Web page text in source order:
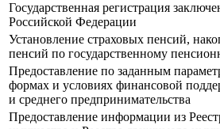
Государственная регистрация
Российской Федерации
Установление страховых пенсий,
пенсий по государственному
Предоставление по заданным
формах и условиях финансовой
и среднего предпринимательства
Предоставление информации из